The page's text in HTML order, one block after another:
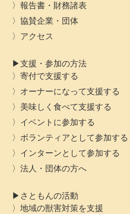
報告書・財務諸表
協賛企業・団体
アクセス
支援・参加の方法
寄付で支援する
オーナーになって支援する
美味しく食べて支援する
イベントに参加する
ボランティアとして参加する
インターンとして参加する
法人・団体の方へ
さともんの活動
地域の獣害対策を支援